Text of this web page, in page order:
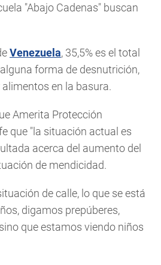
"Abajo Cadenas" buscan
Venezuela, 35,5% es el total
forma de desnutrición,
en la basura.
Amerita Protección
que "la situación actual es
acerca del aumento del
de mendicidad.
de calle, lo que se está
digamos prepúberes,
que estamos viendo niños